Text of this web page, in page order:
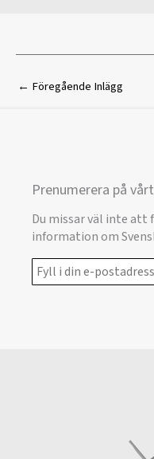
← Föregående Inlägg
Prenumerera på
Du missar väl inte att
information om